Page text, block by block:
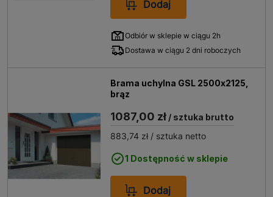
Dodaj
Odbiór w sklepie w ciągu 2h
Dostawa w ciągu 2 dni roboczych
Brama uchylna GSL 2500x2125,
brąz
1087,00 zł / sztuka brutto
883,74 zł / sztuka netto
1 Dostępność w sklepie
Dodaj